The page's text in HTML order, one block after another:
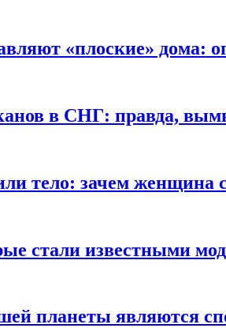
«плоские» дома:
в СНГ: правда,
тело: зачем
стали известными
планеты являются